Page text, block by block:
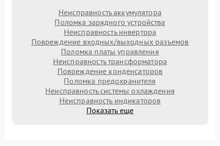
Неисправность аккумулятора
Поломка зарядного устройства
Неисправность инвертора
Повреждение входных/выходных разъемов
Поломка платы управления
Неисправность трансформатора
Повреждение конденсаторов
Поломка предохранителя
Неисправность системы охлаждения
Неисправность индикаторов
Показать еще